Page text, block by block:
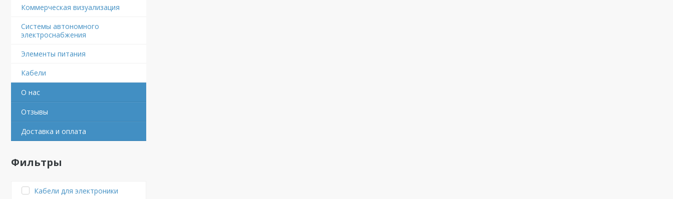
Коммерческая визуализация
Системы автономного
электроснабжения
Элементы питания
Кабели
О нас
Отзывы
Доставка и оплата
Фильтры
Кабели для электроники